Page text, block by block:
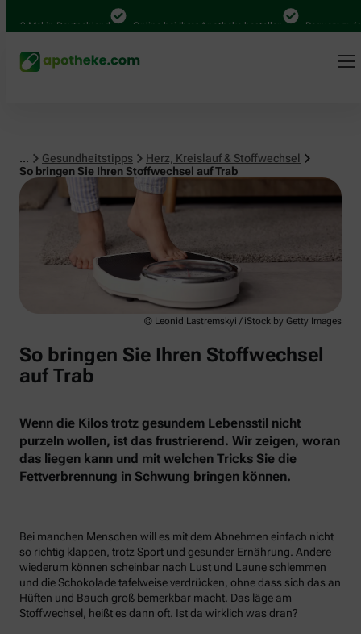
Mal in Deutschland Online bei Ihrer Apotheke bestellen Bequem
... Gesundheitstipps
Herz, Kreislauf & Stoffwechsel
So bringen Sie Ihren Stoffwechsel auf Trab
Herz, Kreislauf & Stoffwechsel
© Leonid Lastremskyi / iStock by Getty Images
So bringen Sie Ihren Stoffwechsel
auf Trab
Wenn die Kilos trotz gesundem Lebensstil nicht
purzeln wollen, ist das frustrierend. Wir zeigen, woran
das liegen kann und mit welchen Tricks Sie die
Fettverbrennung in Schwung bringen können.
Bei manchen Menschen will es mit dem Abnehmen einfach nicht
so richtig klappen, trotz Sport und gesunder Ernährung. Andere
wiederum können scheinbar nach Lust und Laune schlemmen
und die Schokolade tafelweise verdrücken, ohne dass sich das an
Hüften und Bauch groß bemerkbar macht. Das läge am
Stoffwechsel, heißt es dann oft. Ist da wirklich was dran?